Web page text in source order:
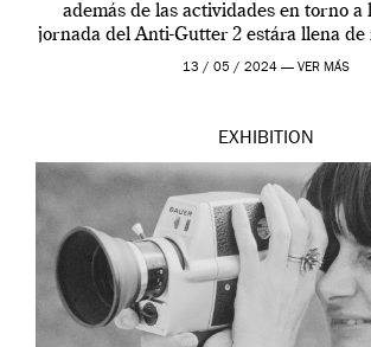
además de las actividades en torno a
jornada del Anti-Gutter 2 estára llena de
[…]
13 / 05 / 2024 — VER MÁS
EXHIBITION